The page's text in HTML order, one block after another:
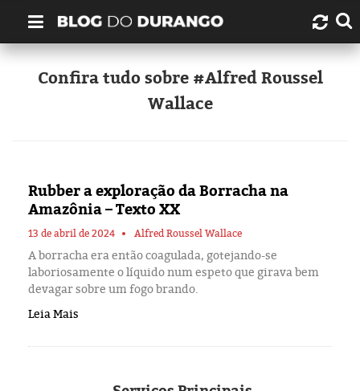
Quem é Durango Duarte?
Links úteis
Artigos
Amazonas
Manaus
Confira tudo sobre #Alfred Roussel
Wallace
Rubber a exploração da Borracha na
Amazônia – Texto XX
13 de abril de 2024 Alfred Roussel Wallace
A borracha era então coagulada, gotejando-se
laboriosamente o líquido num espeto que girava bem
devagar sobre um fogo brando.
Leia Mais